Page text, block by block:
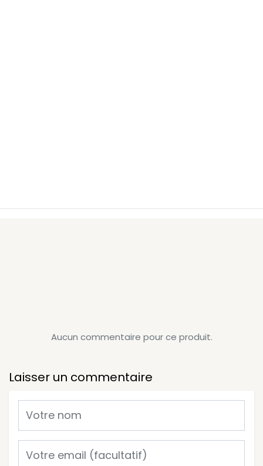
Aucun commentaire pour ce produit.
Laisser un commentaire